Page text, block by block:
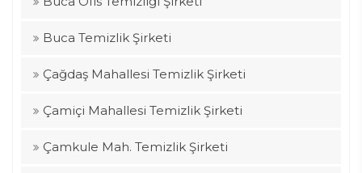
Buca Temizlik Şirketi
Çağdaş Mahallesi Temizlik Şirketi
Çamiçi Mahallesi Temizlik Şirketi
Çamkule Mah. Temizlik Şirketi